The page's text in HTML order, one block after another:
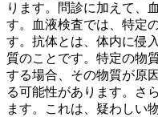
ります。
問診に加えて、
す。
血液検査では、特定
す。抗体とは、体内に侵
質のことです。特定の物
する場合、その物質が原
る可能性があります。さ
ます。これは、 疑わしい